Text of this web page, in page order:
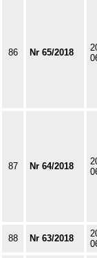
86 Nr 65/2018
87 Nr 64/2018
88 Nr 63/2018